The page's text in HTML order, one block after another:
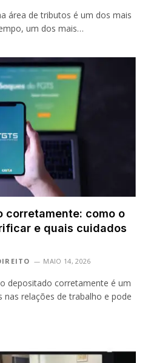
área de tributos é um dos mais
um dos mais…
corretamente: como o
e quais cuidados
MAIO 14, 2026
depositado corretamente é um
relações de trabalho e pode